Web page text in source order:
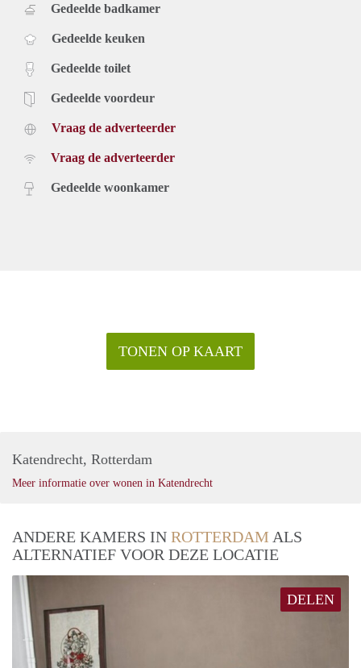
Gedeelde badkamer
Gedeelde keuken
Gedeelde toilet
Gedeelde voordeur
Vraag de adverteerder
Vraag de adverteerder
Gedeelde woonkamer
TONEN OP KAART
Katendrecht, Rotterdam
Meer informatie over wonen in Katendrecht
ANDERE KAMERS IN ROTTERDAM ALS
ALTERNATIEF VOOR DEZE LOCATIE
DELEN